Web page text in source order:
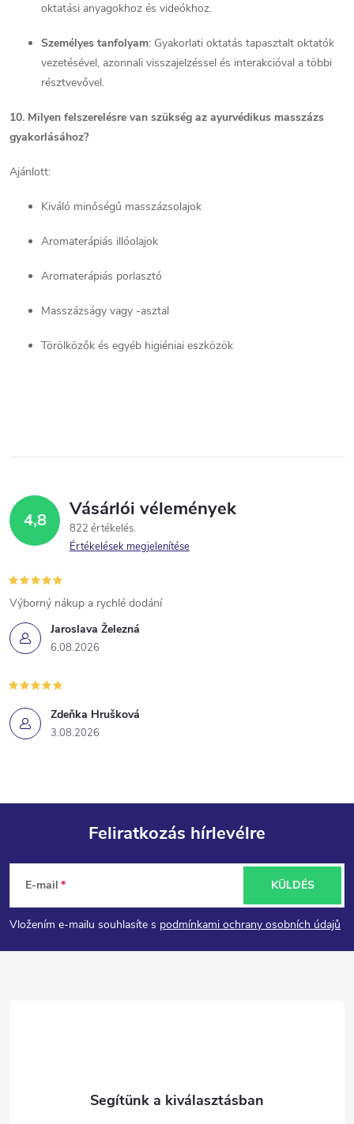
oktatási anyagokhoz és videókhoz.
Személyes tanfolyam: Gyakorlati oktatás tapasztalt oktatók
vezetésével, azonnali visszajelzéssel és interakcióval a többi
résztvevővel.
10. Milyen felszerelésre van szükség az ayurvédikus masszázs
gyakorlásához?
Ajánlott:
Kiváló minőségű masszázsolajok
Aromaterápiás illóolajok
Aromaterápiás porlasztó
Masszázságy vagy -asztal
Törölközők és egyéb higiéniai eszközök
4,8 Vásárlói vélemények
822 értékelés
Értékelések megjelenítése
Jaroslava Železná
6.08.2026
Výborný nákup a rychlé dodání
Zdeňka Hrušková
3.08.2026
L
á
b
Feliratkozás hírlevélre
E-mail
Vložením e-mailu souhlasíte s podmínkami ochrany osobních údajů
KÜLDÉS